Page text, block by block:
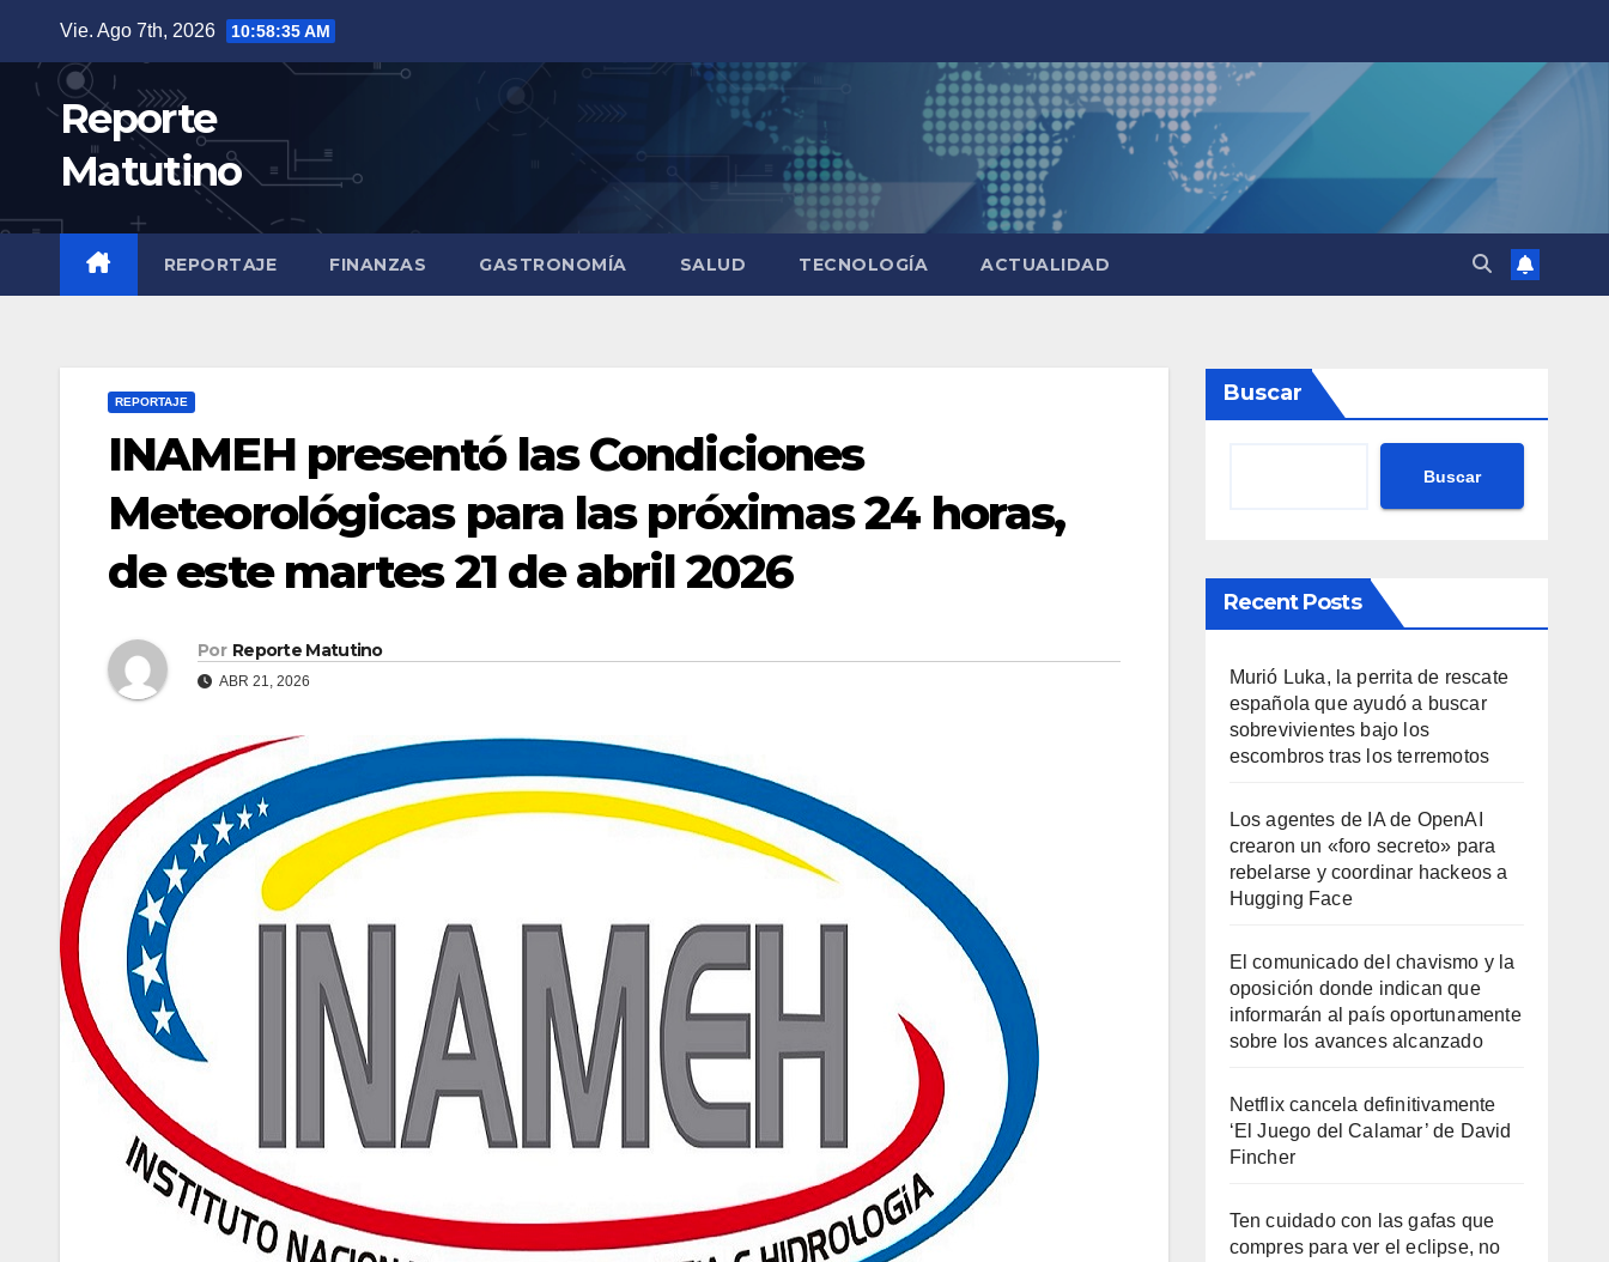
contenido
Vie. Ago 7th, 2026 10:58:36 AM
Reporte
Matutino
REPORTAJE FINANZAS GASTRONOMÍA SALUD TECNOLOGÍA ACTUALIDAD
REPORTAJE
INAMEH presentó las Condiciones
Meteorológicas para las próximas 24 horas,
de este martes 21 de abril 2026
Por Reporte Matutino
ABR 21, 2026
Buscar
Buscar
Recent Posts
Murió Luka, la perrita de rescate
española que ayudó a buscar
sobrevivientes bajo los
escombros tras los terremotos
Los agentes de IA de OpenAI
crearon un «foro secreto» para
rebelarse y coordinar hackeos a
Hugging Face
El comunicado del chavismo y la
oposición donde indican que
informarán al país oportunamente
sobre los avances alcanzado
Netflix cancela definitivamente
‘El Juego del Calamar’ de David
Fincher
Ten cuidado con las gafas que
compres para ver el eclipse, no